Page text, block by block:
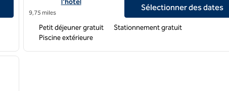
l'hôtel
9,75 miles
Sélectionner des dates
Petit déjeuner gratuit
Stationnement gratuit
Piscine extérieure